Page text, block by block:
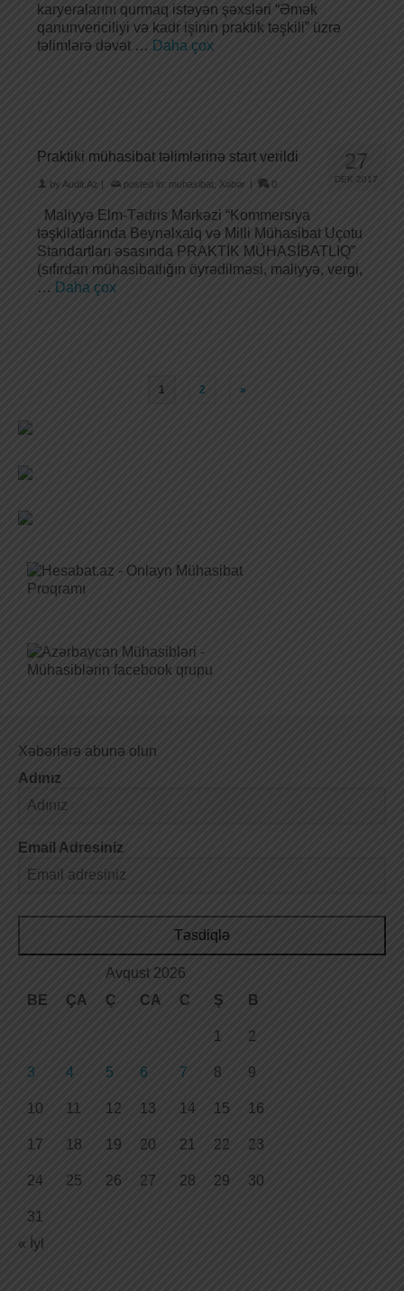
karyeralarını qurmaq istəyən şəxsləri “Əmək
qanunvericiliyi və kadr işinin praktik təşkili” üzrə
təlimlərə dəvət … Daha çox
27
DEK 2017
Praktiki mühasibat təlimlərinə start verildi
by Audit.Az | posted in: muhasibat Xəbər | 0
Maliyyə Elm-Tədris Mərkəzi “Kommersiya
təşkilatlarında Beynəlxalq və Milli Mühasibat Uçotu
Standartları əsasında PRAKTİK MÜHASİBATLIQ”
(sıfırdan mühasibatlığın öyrədilməsi, maliyyə, vergi,
… Daha çox
1 2 »
Xəbərlərə abunə olun
Adınız
Email Adresiniz
Təsdiqlə
Avqust 2026
BE
ÇA Ç CA C Ş B
1 2
3 4 5 6 7 8 9
10 11 12 13 14 15 16
17 18 19 20 21 22 23
24 25 26 27 28 29 30
31
« İyl